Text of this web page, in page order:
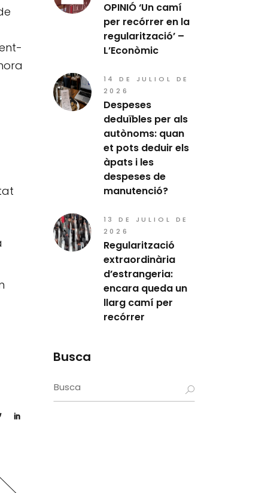
OPINIÓ ‘Un camí
per recórrer en la
regularització’ –
L’Econòmic
14 DE JULIOL DE
2026
Despeses
deduïbles per als
autònoms: quan
et pots deduir els
àpats i les
despeses de
manutenció?
13 DE JULIOL DE
2026
Regularització
extraordinària
d’estrangeria:
encara queda un
llarg camí per
recórrer
Busca
Search
for: